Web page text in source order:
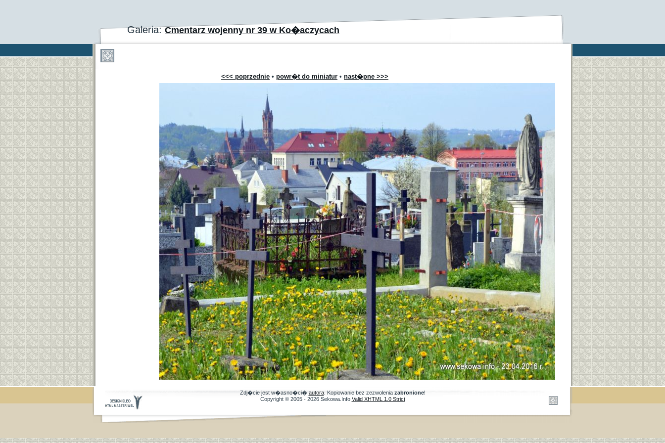
Galeria:Cmentarz wojenny nr 39 w Ko�aczycach
<<< poprzednie • powr�t do miniatur • nast�pne >>>
Zdj�cie jest w�asno�ci� autora. Kopiowanie bez zezwolenia zabronione!
Copyright © 2005 - 2026 Sekowa.Info Valid XHTML 1.0 Strict